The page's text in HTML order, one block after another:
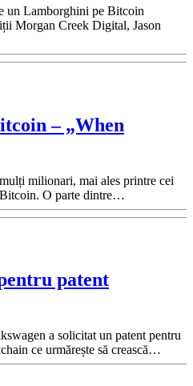
un Lamborghini pe Bitcoin
Morgan Creek Digital, Jason
– „When
milionari, mai ales printre cei
O parte dintre…
patent
a solicitat un patent pentru
ce urmărește să crească…